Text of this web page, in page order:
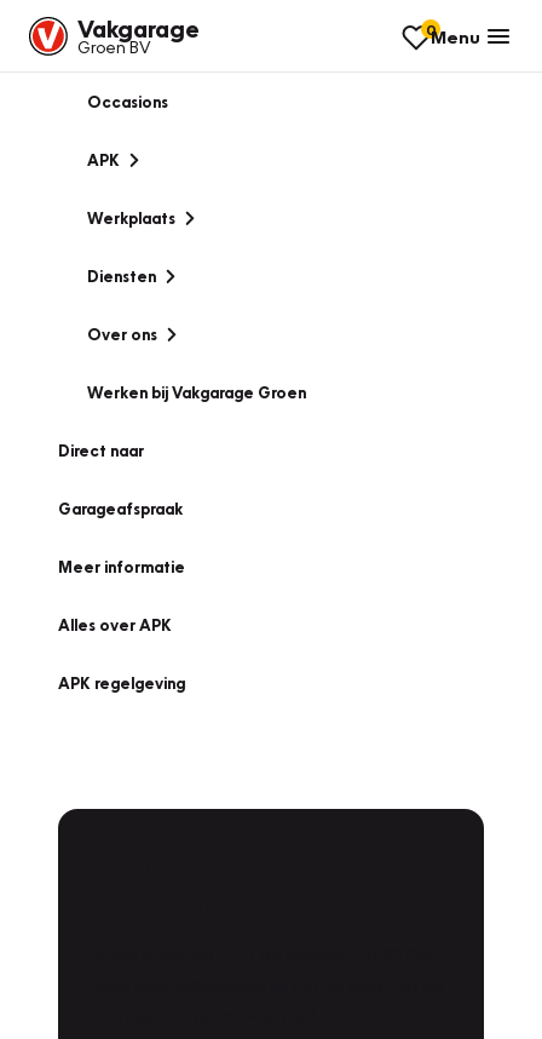
Vakgarage
Groen BV
0Menu
Occasions
APK
Werkplaats
Diensten
Over ons
Werken bij Vakgarage Groen
Direct naar
Garageafspraak
Meer informatie
Alles over APK
APK regelgeving